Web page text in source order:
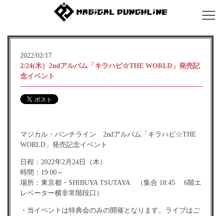
2022/02/17
2/24(木）2ndアルバム「キラハピ☆THE WORLD」発売記
念イベント
マジカル・パンチライン 2ndアルバム「キラハピ☆THE
WORLD」発売記念イベント
日程：2022年2月24日（木）
時間：19:00～
場所：東京都・SHIBUYA TSUTAYA （集合 18:45 6階エ
レベーター横非常階段口）
・当イベントは特典会のみの開催となります。ライブはご